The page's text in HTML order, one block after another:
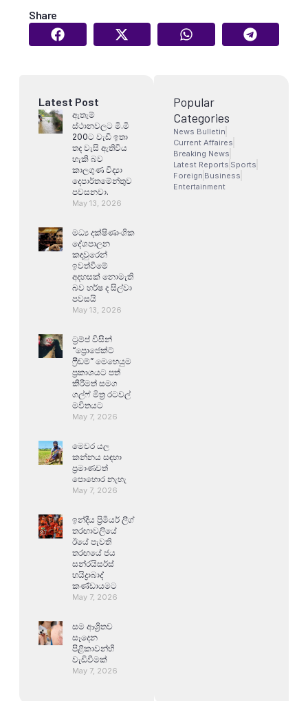
Share
Latest Post
ඇතැම්
ස්ථානවලට මි.මි
200ට වැඩි ඉතා
තද වැසි ඇතිවිය
හැකි බව
කාලගුණ විද්‍යා
දෙපාර්තමේන්තුව
පවසනවා.
May 13, 2026
මධ්‍ය දක්ෂිණාංශික
දේශපාලන
කඳවුරෙන්
ඉවත්වීමේ
අදහසක් නොමැති
බව හර්ෂ ද සිල්වා
පවසයි
May 13, 2026
ට්‍රම්ප් විසින්
“ප්‍රොජෙක්ට්
ෆ්‍රීඩම්” මෙහෙයුම
ප්‍රකාශයට පත්
කිරීමත් සමග
ගල්ෆ් මිත්‍ර රටවල්
මවිතයට
May 7, 2026
මෙවර යල
කන්නය සඳහා
ප්‍රමාණවත්
පොහොර නැහැ
May 7, 2026
ඉන්දීය ප්‍රිමියර් ලීග්
තරඟාවලියේ
ඊයේ පැවති
තරඟයේ ජය
සන්රයිසර්ස්
හයිද්‍රාබාද්
කණ්ඩායමට
May 7, 2026
සම ආශ්‍රිතව
සෑදෙන
පිළිකාවන්හි
වැඩිවීමක්
May 7, 2026
Popular
Categories
News Bulletin
Current Affaires
Breaking News
Latest Reports Sports
Foreign Business
Entertainment